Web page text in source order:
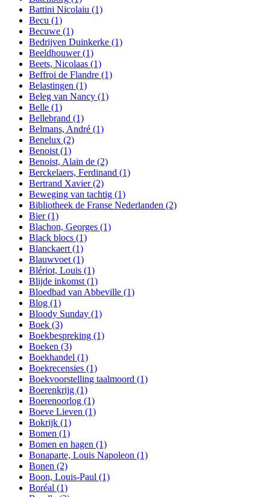
Battini Nicolaiu (1)
Becu (1)
Becuwe (1)
Bedrijven Duinkerke (1)
Beeldhouwer(1)
Beets, Nicolaas (1)
Beffroi de Flandre (1)
Belastingen (1)
Beleg van Nancy (1)
Belle (1)
Bellebrand (1)
Belmans, André (1)
Benelux (2)
Benoist (1)
Benoist, Alain de (2)
Berckelaers, Ferdinand (1)
Bertrand Xavier(2)
Beweging van tachtig (1)
Bibliotheek de Franse Nederlanden (2)
Bier(1)
Blachon, Georges (1)
Black blocs (1)
Blanckaert (1)
Blauwvoet (1)
Blériot, Louis (1)
Blijde inkomst (1)
Bloedbad van Abbeville (1)
Blog (1)
Bloody Sunday (1)
Boek (3)
Boekbespreking (1)
Boeken (3)
Boekhandel (1)
Boekrecensies (1)
Boekvoorstelling taalmoord (1)
Boerenkrijg (1)
Boerenoorlog (1)
Boeve Lieven (1)
Bokrijk (1)
Bomen (1)
Bomen en hagen (1)
Bonaparte, Louis Napoleon (1)
Bonen (2)
Boon, Louis-Paul (1)
Boréal (1)